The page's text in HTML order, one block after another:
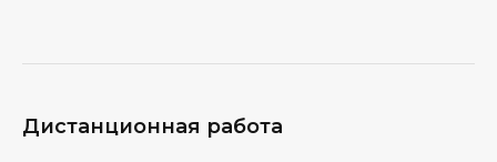
Дистанционная работа